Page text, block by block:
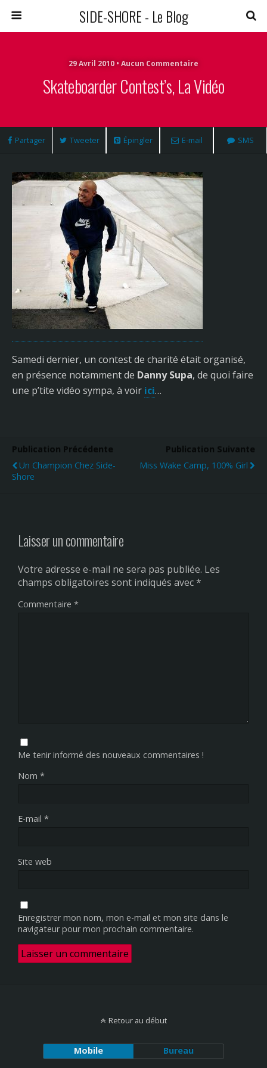
SIDE-SHORE - Le Blog
29 Avril 2010 • Aucun Commentaire
Skateboarder Contest’s, La Vidéo
Partager Tweeter Épingler E-mail SMS
Samedi dernier, un contest de charité était organisé,
en présence notamment de Danny Supa, de quoi faire
une p’tite vidéo sympa, à voir ici…
Publication Précédente
Un Champion Chez Side-
Shore
Publication Suivante
Miss Wake Camp, 100% Girl
Laisser un commentaire
Votre adresse e-mail ne sera pas publiée. Les
champs obligatoires sont indiqués avec*
Commentaire *
Me tenir informé des nouveaux commentaires !
Nom *
E-mail *
Site web
Enregistrer mon nom, mon e-mail et mon site dans le
navigateur pour mon prochain commentaire.
Retour au début
Mobile Bureau